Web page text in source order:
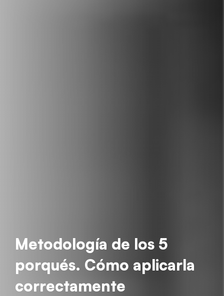
Metodología de los 5
porqués. Cómo aplicarla
correctamente